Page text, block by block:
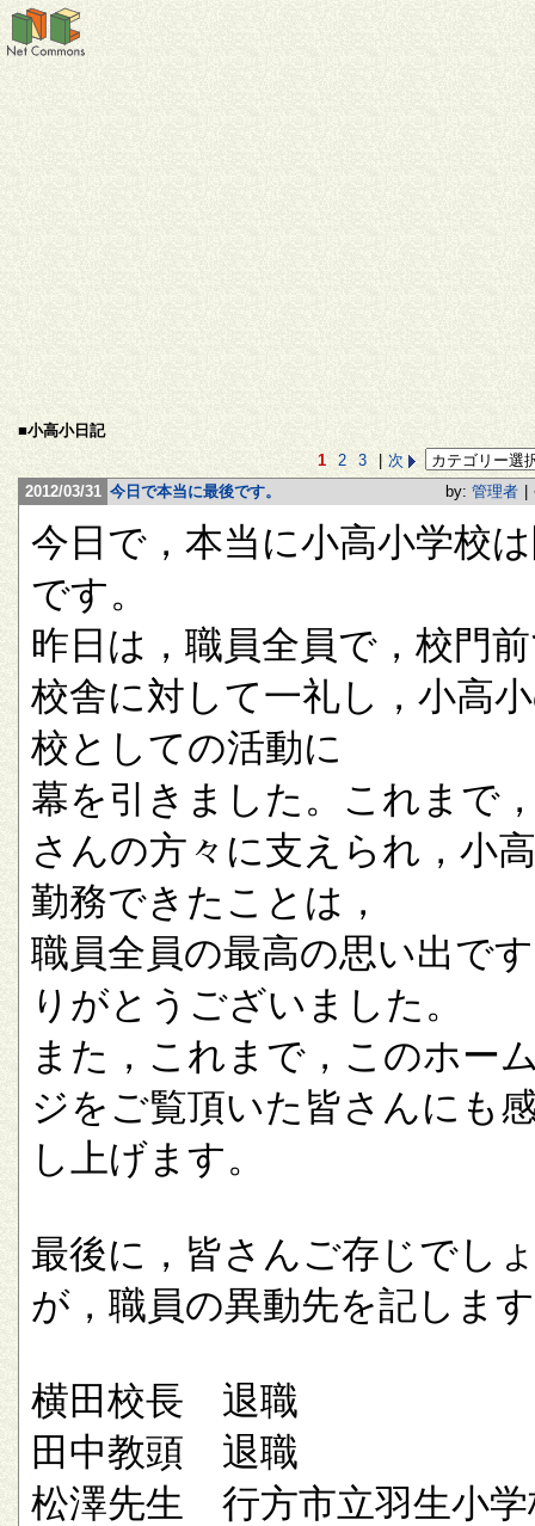
■小高小日記
1
2 3
次
2012/03/31 今日で本当に最後です。 by: 管理者
今日で，本当に小高小学校
です。
昨日は，職員全員で，校門
校舎に対して一礼し，小高
校としての活動に
幕を引きました。これまで
さんの方々に支えられ，小
勤務できたことは，
職員全員の最高の思い出で
りがとうございました。
また，これまで，このホー
ジをご覧頂いた皆さんにも
し上げます。
最後に，皆さんご存じでし
が，職員の異動先を記しま
横田校長 退職
田中教頭 退職
松澤先生 行方市立羽生小学